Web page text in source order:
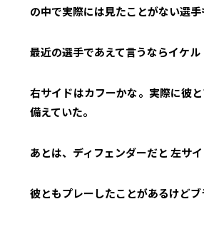
の中で実際には見たことがない選手
最近の選手であえて言うならイケ
右サイドはカフーかな。実際に彼
備えていた。
あとは、ディフェンダーだと 左サ
彼ともプレーしたことがあるけど